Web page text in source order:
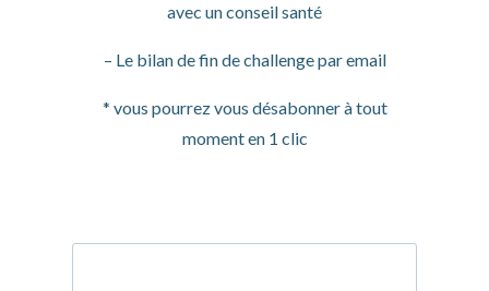
avec un conseil santé
– Le bilan de fin de challenge par email
* vous pourrez vous désabonner à tout
moment en 1 clic